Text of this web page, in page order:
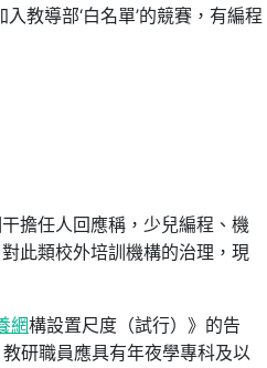
教導部‘白名單’的競賽，有編程
擔任人回應稱，少兒編程、機
此類校外培訓機構的治理，現
網構設置尺度（試行）》的告
研職員應具有年夜學專科及以